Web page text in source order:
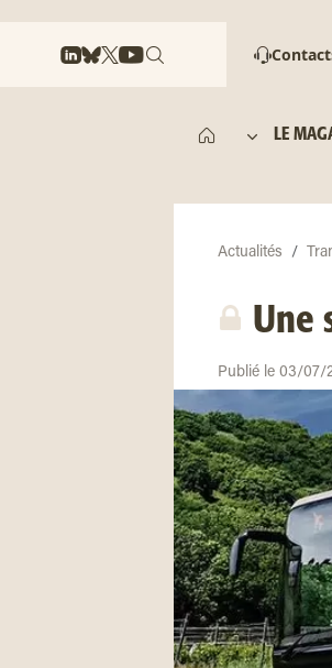
LE
Actualités
Une
Publié le 03/07/